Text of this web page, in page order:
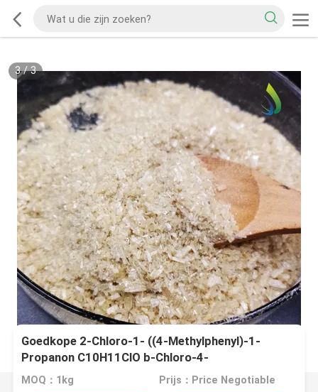
3/3
Goedkope 2-Chloro-1- ((4-Methylphenyl)-1-
Propanon C10H11ClO b-Chloro-4-
methylpropiophenon Cas 69673-92-3
MOQ：1kg Prijs：Price Negotiable